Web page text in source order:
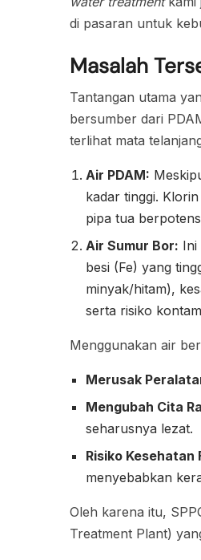
di pasaran untuk
Masalah
Tantangan utama
bersumber dari
terlihat mata
Air PDAM:
kadar tinggi.
pipa tua
Air Sumur Bor: Ini
besi (Fe) yang
minyak/hitam),
serta risiko
Menggunakan air
Merusak
Mengubah Cita
seharusnya lezat.
Risiko Kesehatan
menyebabkan
Oleh karena itu,
Treatment Plant)